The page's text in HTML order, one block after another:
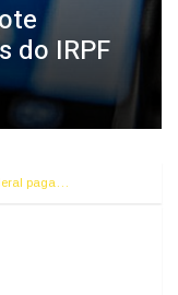
do IRPF
paga…